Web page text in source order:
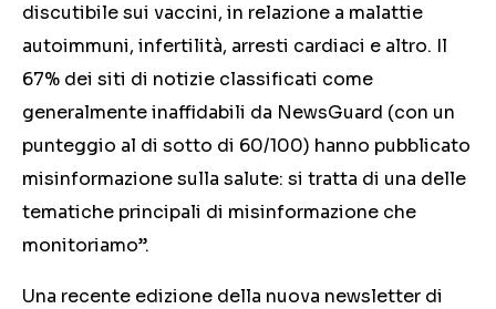
discutibile sui vaccini, in relazione a malattie
autoimmuni, infertilità, arresti cardiaci e altro. Il
67% dei siti di notizie classificati come
generalmente inaffidabili da NewsGuard (con un
punteggio al di sotto di 60/100) hanno pubblicato
misinformazione sulla salute: si tratta di una delle
tematiche principali di misinformazione che
monitoriamo”.
Una recente edizione della nuova newsletter di